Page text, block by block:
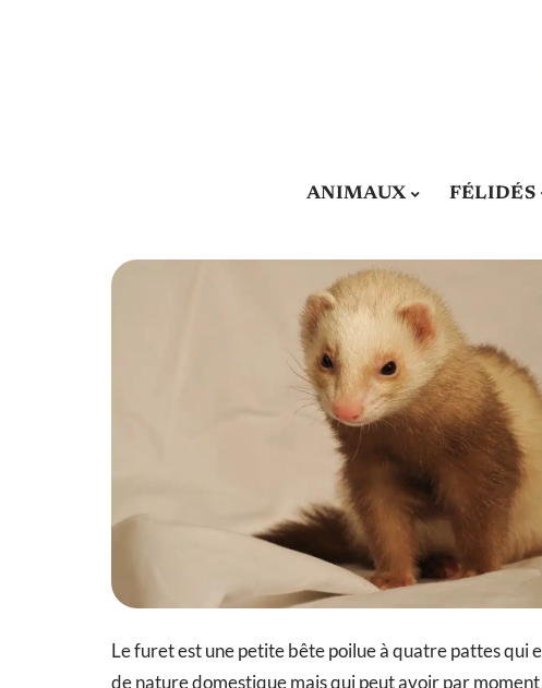
ANIMAUX FÉLIDÉS
Le furet est une petite bête poilue à quatre pattes qui
de nature domestique mais qui peut avoir par